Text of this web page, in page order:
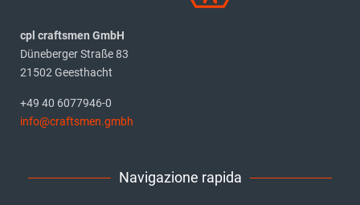
cpl craftsmen GmbH
Düneberger Straße 83
21502 Geesthacht
+49 40 6077946-0
info@craftsmen.gmbh
Navigazione rapida